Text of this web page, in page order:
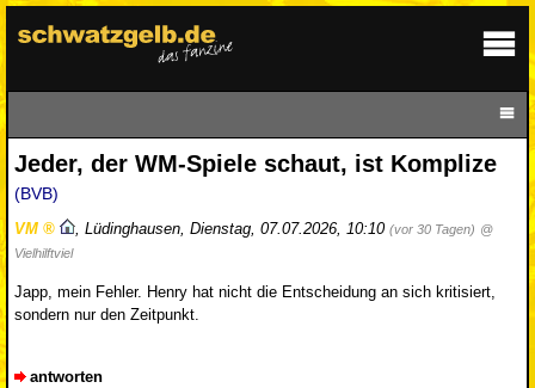
Jeder, der WM-Spiele schaut, ist Komplize
(BVB)
VM , Lüdinghausen, Dienstag, 07.07.2026, 10:10 (vor 30 Tagen) @
Vielhilftviel
Japp, mein Fehler. Henry hat nicht die Entscheidung an sich kritisiert,
sondern nur den Zeitpunkt.
antworten